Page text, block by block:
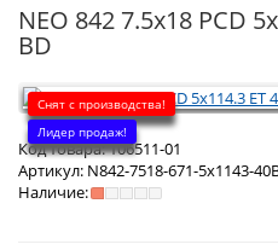
NEO 842 7.5x18 PCD
BD
Снят с производства!
Лидер продаж!
Код товара:106511-01
Артикул: N842-7518-671-5x1143-
Наличие: